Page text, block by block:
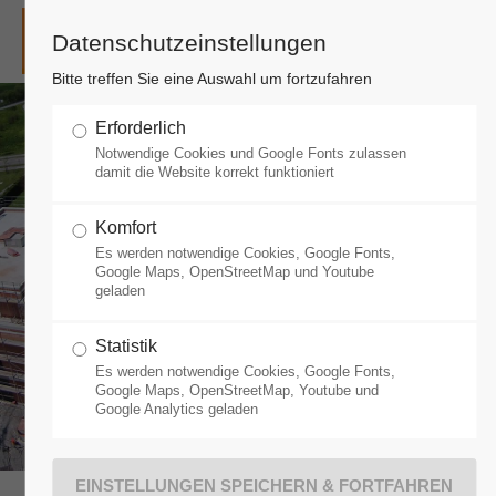
Login
Passwort
ANMELDEN
|Lost your password?
Support
TÄTIGKEITSBEREICHE
Rohbau - Schlüsselfertig - Umbau - Sanierung -
Datenschutzeinstellungen
Bitte treffen Sie eine Auswahl um fortzufahren
Erforderlich
Notwendige Cookies und Google Fonts zulassen
damit die Website korrekt funktioniert
Komfort
Es werden notwendige Cookies, Google Fonts,
Google Maps, OpenStreetMap und Youtube
geladen
Statistik
Es werden notwendige Cookies, Google Fonts,
Google Maps, OpenStreetMap, Youtube und
Google Analytics geladen